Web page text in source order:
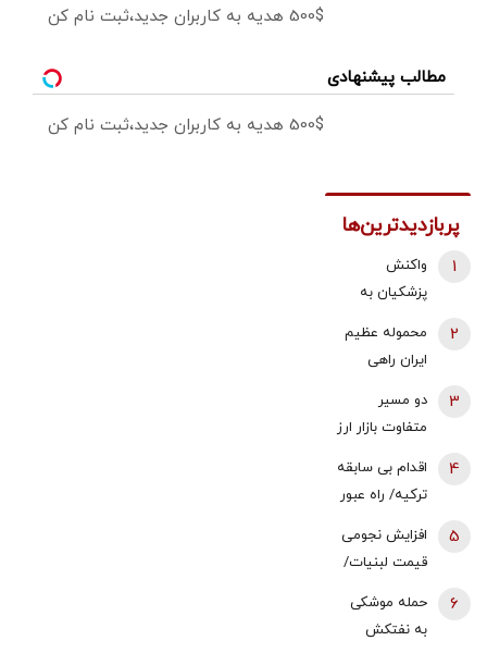
500$ هدیه به کاربران جدید،ثبت نام کن
مطالب پیشنهادی
500$ هدیه به کاربران جدید،ثبت نام کن
پربازدیدترین‌ها
واکنش
پزشکیان به
دبیری شعام/
استعفا تایید
شد؟
1
محموله عظیم
ایران راهی
2
دو مسیر
متفاوت بازار ارز
یک‌کاناله دلار
در برابر جهش
قیمت طلا |
سکه ۲.۳
میلیون گران
3
اقدام بی سابقه
ترکیه/ راه عبور
شد
4
افزایش نجومی
قیمت لبنیات/
5
حمله موشکی
به نفتکش
6